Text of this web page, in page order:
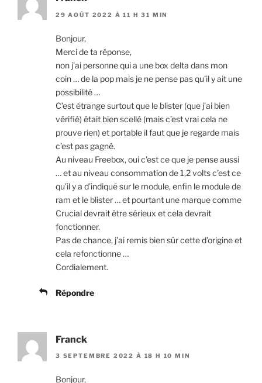
29 AOÛT 2022 À 11 H 31 MIN
Bonjour,
Merci de ta réponse,
non j’ai personne qui a une box delta dans mon
coin … de la pop mais je ne pense pas qu’il y ait une
possibilité …
C’est étrange surtout que le blister (que j’ai bien
vérifié) était bien scellé (mais c’est vrai cela ne
prouve rien) et portable il faut que je regarde mais
c’est pas gagné.
Au niveau Freebox, oui c’est ce que je pense aussi
… et au niveau consommation de 1,2 volts c’est ce
qu’il y a d’indiqué sur le module, enfin le module de
ram et le blister … et pourtant une marque comme
Crucial devrait être sérieux et cela devrait
fonctionner.
Pas de chance, j’ai remis bien sûr cette d’origine et
cela refonctionne …
Cordialement.
Répondre
Franck
3 SEPTEMBRE 2022 À 18 H 10 MIN
Bonjour,